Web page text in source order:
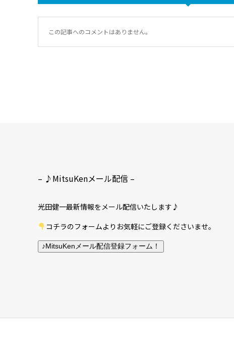
この記事へのコメントはありません。
– ♪MitsuKenメール配信 –
光田健一最新情報をメール配信いたします♪
コチラのフォームよりお気軽にご登録くださいませ。
♪MitsuKenメール配信登録フォーム！